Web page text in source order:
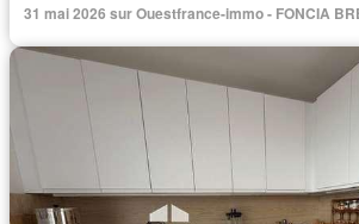
31 mai 2026 sur Ouestfrance-immo - FONCIA